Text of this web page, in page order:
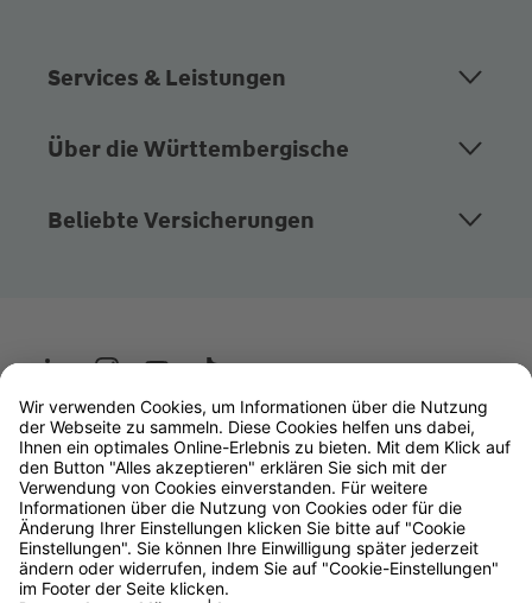
Services & Leistungen
Über die Württembergische
Beliebte Versicherungen
Wüstenrot
W&W Gruppe
OLB Bank
Makler
Impressum